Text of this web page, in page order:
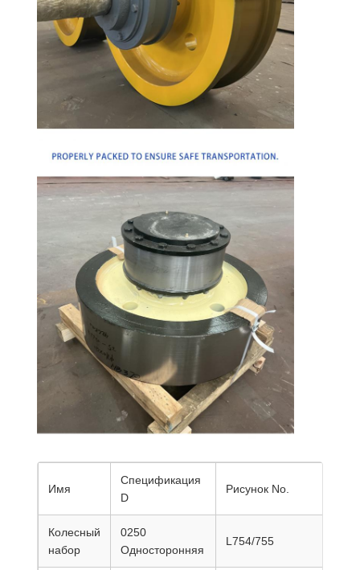
Имя
Спецификация
D
Рисунок No.
Колесный
набор
0250
Односторонняя
L754/755